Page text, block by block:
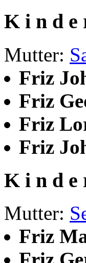
K i n d e
Mutter:
Friz
Friz
Friz
Friz
K i n d e
Mutter:
Friz